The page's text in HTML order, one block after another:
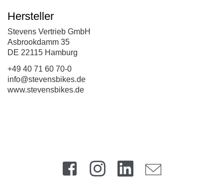
Hersteller
Stevens Vertrieb GmbH
Asbrookdamm 35
DE 22115 Hamburg
+49 40 71 60 70-0
info@stevensbikes.de
www.stevensbikes.de